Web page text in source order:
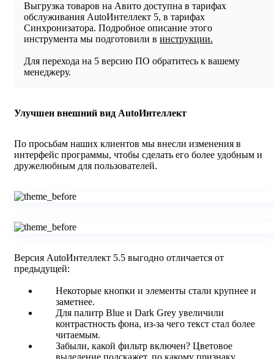
Выгрузка товаров на Авито доступна в тарифах
обслуживания AutoИнтеллект 5, в тарифах
Синхронизатора. Подробное описание этого
инструмента мы подготовили в инструкции.
Для перехода на 5 версию ПО обратитесь к вашему
менеджеру.
Улучшен внешний вид AutoИнтеллект
По просьбам наших клиентов мы внесли изменения в
интерфейс программы, чтобы сделать его более удобным и
дружелюбным для пользователей.
Версия AutoИнтеллект 5.5 выгодно отличается от
предыдущей:
Некоторые кнопки и элементы стали крупнее и
заметнее.
Для палитр Blue и Dark Grey увеличили
контрастность фона, из-за чего текст стал более
читаемым.
Забыли, какой фильтр включен? Цветовое